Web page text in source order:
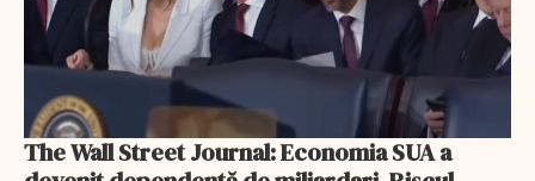
The Wall Street Journal: Economia SUA a